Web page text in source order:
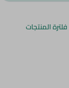
فلترة المنتجات